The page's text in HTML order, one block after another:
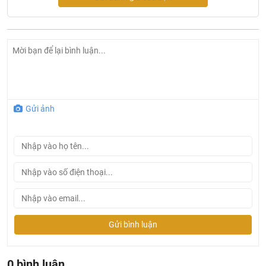
Ở đâu mua sen tắm Bravat chính hãng và giá rẻ nhất ?
Gửi ảnh
Gửi bình luận